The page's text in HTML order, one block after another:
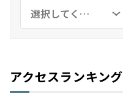
アクセスランキング